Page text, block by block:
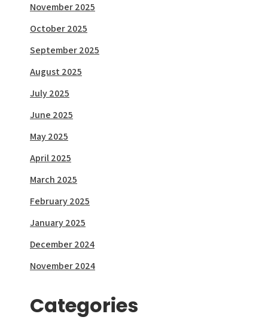
November 2025
October 2025
September 2025
August 2025
July 2025
June 2025
May 2025
April 2025
March 2025
February 2025
January 2025
December 2024
November 2024
Categories